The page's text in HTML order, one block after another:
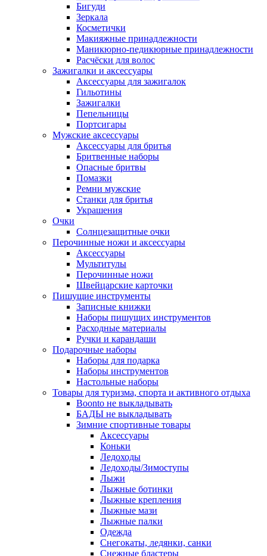
Бигуди
Зеркала
Косметички
Макияжные принадлежности
Маникюрно-педикюрные принадлежности
Расчёски для волос
Зажигалки и аксессуары
Аксессуары для зажигалок
Гильотины
Зажигалки
Пепельницы
Портсигары
Мужские аксессуары
Аксессуары для бритья
Бритвенные наборы
Опасные бритвы
Помазки
Ремни мужские
Станки для бритья
Украшения
Очки
Солнцезащитные очки
Перочинные ножи и аксессуары
Аксессуары
Мультитулы
Перочинные ножи
Швейцарские карточки
Пишущие инструменты
Записные книжки
Наборы пишущих инструментов
Расходные материалы
Ручки и карандаши
Подарочные наборы
Наборы для подарка
Наборы инструментов
Настольные наборы
Товары для туризма, спорта и активного отдыха
Boonto не выкладывать
БАДЫ не выкладывать
Зимние спортивные товары
Аксессуары
Коньки
Ледоходы
Ледоходы/Зимоступы
Лыжи
Лыжные ботинки
Лыжные крепления
Лыжные мази
Лыжные палки
Одежда
Снегокаты, ледянки, санки
Снежные бластеры